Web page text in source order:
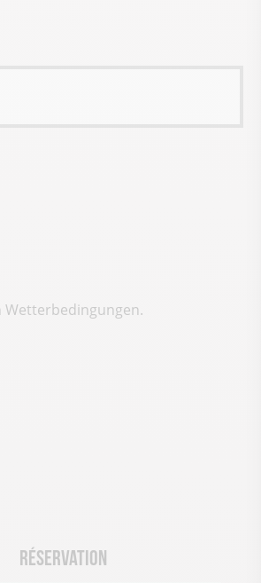
Wetterbedingungen.
Réservation